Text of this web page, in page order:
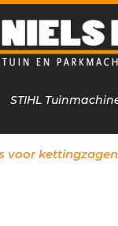
STIHL
voor